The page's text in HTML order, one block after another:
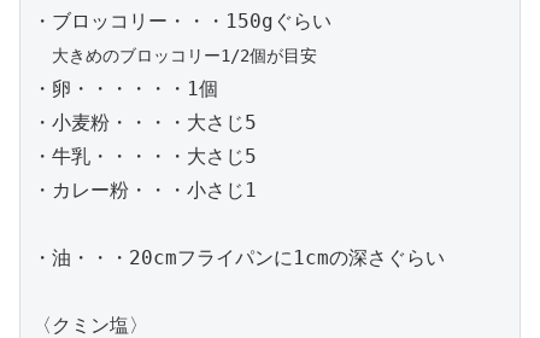
・ブロッコリー・・・150gぐらい
大きめのブロッコリー1/2個が目安
・卵・・・・・・1個
・小麦粉・・・・大さじ5
・牛乳・・・・・大さじ5
・カレー粉・・・小さじ1
・油・・・20cmフライパンに1cmの深さぐらい
〈クミン塩〉